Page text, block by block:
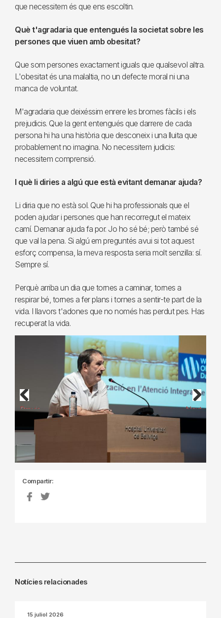
que necessitem és que ens escoltin.
Què t'agradaria que entengués la societat sobre les
persones que viuen amb obesitat?
Que som persones exactament iguals que qualsevol altra.
L'obesitat és una malaltia, no un defecte moral ni una
manca de voluntat.
M'agradaria que deixéssim enrere les bromes fàcils i els
prejudicis. Que la gent entengués que darrere de cada
persona hi ha una història que desconeix i una lluita que
probablement no imagina. No necessitem judicis:
necessitem comprensió.
I què li diries a algú que està evitant demanar ajuda?
Li diria que no està sol. Que hi ha professionals que el
poden ajudar i persones que han recorregut el mateix
camí. Demanar ajuda fa por. Jo ho sé bé; però també sé
que val la pena. Si algú em preguntés avui si tot aquest
esforç compensa, la meva resposta seria molt senzilla: sí.
Sempre sí.
Perquè arriba un dia que tornes a caminar, tornes a
respirar bé, tornes a fer plans i tornes a sentir-te part de la
vida. I llavors t'adones que no només has perdut pes. Has
recuperat la vida.
Previous Next
Compartir:
Notícies relacionades
15 juliol 2026